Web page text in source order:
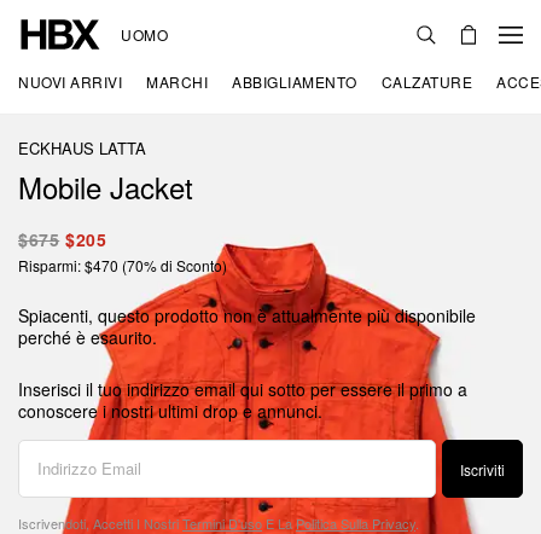
UOMO
NUOVI ARRIVI MARCHI ABBIGLIAMENTO CALZATURE
ECKHAUS LATTA
Mobile Jacket
$675 $205
Risparmi: $470 (70% di Sconto)
Spiacenti, questo prodotto non è attualmente più disponibile
perché è esaurito.
Inserisci il tuo indirizzo email qui sotto per essere il primo a
conoscere i nostri ultimi drop e annunci.
Iscriviti
Iscrivendoti, Accetti I NostriTermini D'uso E La Politica Sulla Privacy